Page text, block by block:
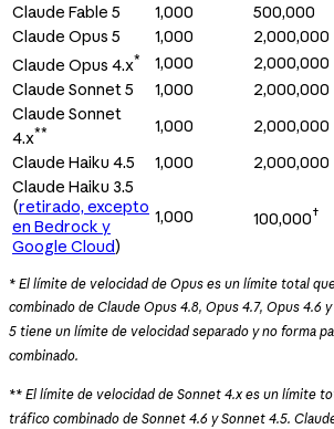
Claude Fable 5
1,000 500,000
Claude Opus 5
1,000 2,000,000
Claude Opus 4.x* 1,000 2,000,000
Claude Sonnet 5
1,000 2,000,000
Claude Sonnet
4.x** 1,000 2,000,000
Claude Haiku 4.5
1,000 2,000,000
Claude Haiku 3.5
(retirado, excepto
en Bedrock y
Google Cloud)
1,000 100,000†
* El límite de velocidad de Opus es un límite total
combinado de Claude Opus 4.8, Opus 4.7, Opus 4.6
5 tiene un límite de velocidad separado y no forma
combinado.
** El límite de velocidad de Sonnet 4.x es un límite
tráfico combinado de Sonnet 4.6 y Sonnet 4.5.